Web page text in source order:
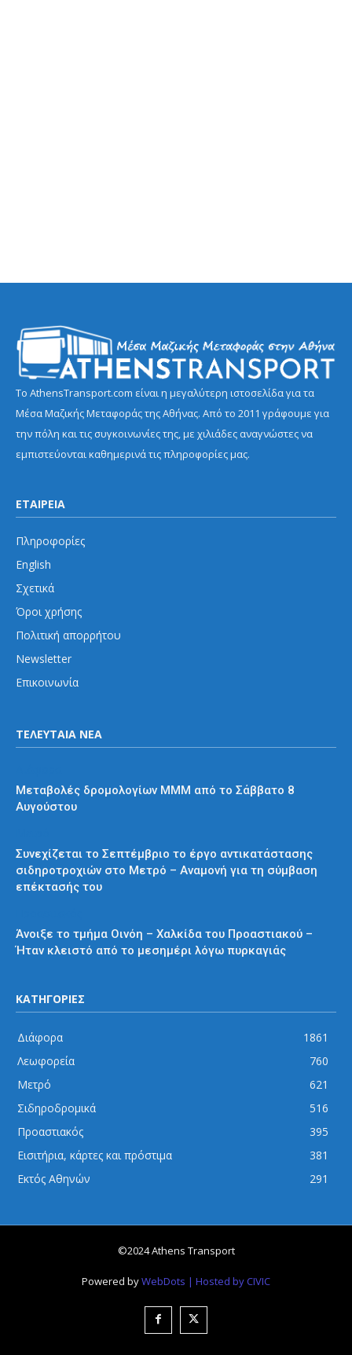
Το AthensTransport.com είναι η μεγαλύτερη ιστοσελίδα για τα
Μέσα Μαζικής Μεταφοράς της Αθήνας. Από το 2011 γράφουμε για
την πόλη και τις συγκοινωνίες της, με χιλιάδες αναγνώστες να
εμπιστεύονται καθημερινά τις πληροφορίες μας.
ΕΤΑΙΡΕΙΑ
Πληροφορίες
English
Σχετικά
Όροι χρήσης
Πολιτική απορρήτου
Newsletter
Επικοινωνία
ΤΕΛΕΥΤΑΙΑ ΝΕΑ
Μεταβολές δρομολογίων ΜΜΜ από το Σάββατο 8
Αυγούστου
Συνεχίζεται το Σεπτέμβριο το έργο αντικατάστασης
σιδηροτροχιών στο Μετρό – Αναμονή για τη σύμβαση
επέκτασής του
Άνοιξε το τμήμα Οινόη – Χαλκίδα του Προαστιακού –
Ήταν κλειστό από το μεσημέρι λόγω πυρκαγιάς
ΚΑΤΗΓΟΡΙΕΣ
Διάφορα
1861
Λεωφορεία
760
Μετρό
621
Σιδηροδρομικά
516
Προαστιακός
395
Εισιτήρια, κάρτες και πρόστιμα
381
Εκτός Αθηνών
291
©2024 Athens Transport
Powered byWebDots | Hosted by CIVIC